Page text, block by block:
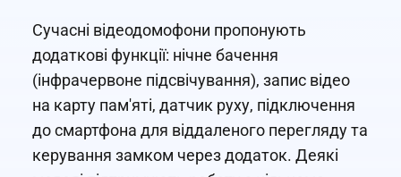
Сучасні відеодомофони пропонують
додаткові функції: нічне бачення
(інфрачервоне підсвічування), запис відео
на карту пам'яті, датчик руху, підключення
до смартфона для віддаленого перегляду та
керування замком через додаток. Деякі